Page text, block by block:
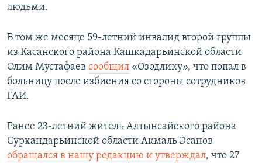
людьми.
В том же месяце 59-летний инвалид второй группы
из Касанского района Кашкадарьинской области
Олим Мустафаев сообщил «Озодлику», что попал в
больницу после избиения со стороны сотрудников
ГАИ.
Ранее 23-летний житель Алтынсайского района
Сурхандарьинской области Акмаль Эсанов
обращался в нашу редакцию и утверждал, что 27